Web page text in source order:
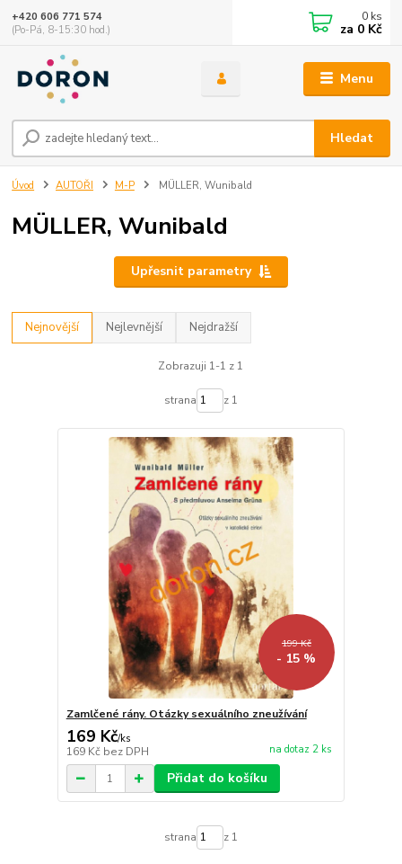
Menu
Hledat
+420 606 771 574
(Po-Pá, 8-15:30 hod.)
0 ks
za 0 Kč
Úvod AUTOŘI M-P MÜLLER, Wunibald
MÜLLER, Wunibald
Upřesnit parametry
Nejnovější Nejlevnější Nejdražší
Zobrazuji 1-1 z 1
strana z 1
199 Kč
- 15 %
Zamlčené rány. Otázky sexuálního zneužívání
169 Kč/ks
169 Kč bez DPH na dotaz 2 ks
Přidat do košíku
strana z 1